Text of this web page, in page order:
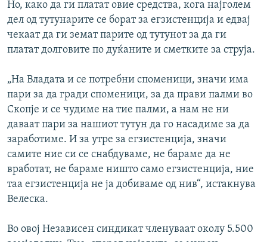
Но, како да ги платат овие средства, кога најголем
дел од тутунарите се борат за егзистенција и едвај
чекаат да ги земат парите од тутунот за да ги
платат долговите по дуќаните и сметките за струја.
„На Владата и се потребни споменици, значи има
пари за да гради споменици, за да прави палми во
Скопје и се чудиме на тие палми, а нам не ни
даваат пари за нашиот тутун да го насадиме за да
заработиме. И за утре за егзистенција, значи
самите ние си се снабдуваме, не бараме да не
вработат, не бараме ништо само егзистенција, ние
таа егзистенција не ја добиваме од нив“, истакнува
Велеска.
Во овој Независен синдикат членуваат околу 5.500